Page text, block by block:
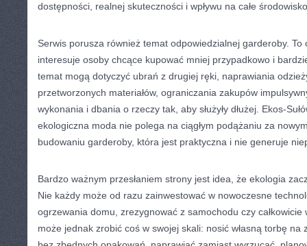
dostępności, realnej skuteczności i wpływu na całe
Serwis porusza również temat odpowiedzialnej garderoby. To
interesuje osoby chcące kupować mniej przypadkowo i
temat mogą dotyczyć ubrań z drugiej ręki, naprawiania
przetworzonych materiałów, ograniczania zakupów
wykonania i dbania o rzeczy tak, aby służyły dłużej. Ekos-
ekologiczna moda nie polega na ciągłym podążaniu za
budowaniu garderoby, która jest praktyczna i nie generuje
Bardzo ważnym przesłaniem strony jest idea, że ekologia
Nie każdy może od razu zainwestować w nowoczesne
ogrzewania domu, zrezygnować z samochodu czy
może jednak zrobić coś w swojej skali: nosić własną torbę na